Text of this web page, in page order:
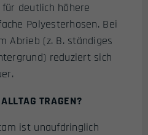
deutlich höhere
Polyesterhosen. Bei
Abrieb (z. B. ständiges
reduziert sich
TRAGEN?
ist unaufdringlich